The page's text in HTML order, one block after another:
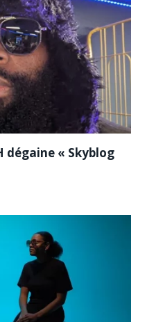
dégaine « Skyblog